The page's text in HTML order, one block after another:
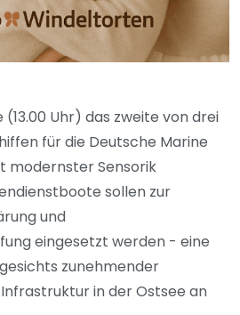
Uhr) das zweite von drei
für die Deutsche Marine
modernster Sensorik
sollen zur
und
eingesetzt werden - eine
zunehmender
in der Ostsee an